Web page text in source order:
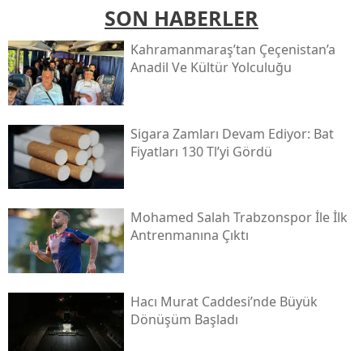
SON HABERLER
Kahramanmaraş’tan Çeçenistan’a
Anadil Ve Kültür Yolculuğu
Sigara Zamları Devam Ediyor: Bat
Fiyatları 130 Tl’yi Gördü
Mohamed Salah Trabzonspor İle İlk
Antrenmanına Çıktı
Hacı Murat Caddesi’nde Büyük
Dönüşüm Başladı